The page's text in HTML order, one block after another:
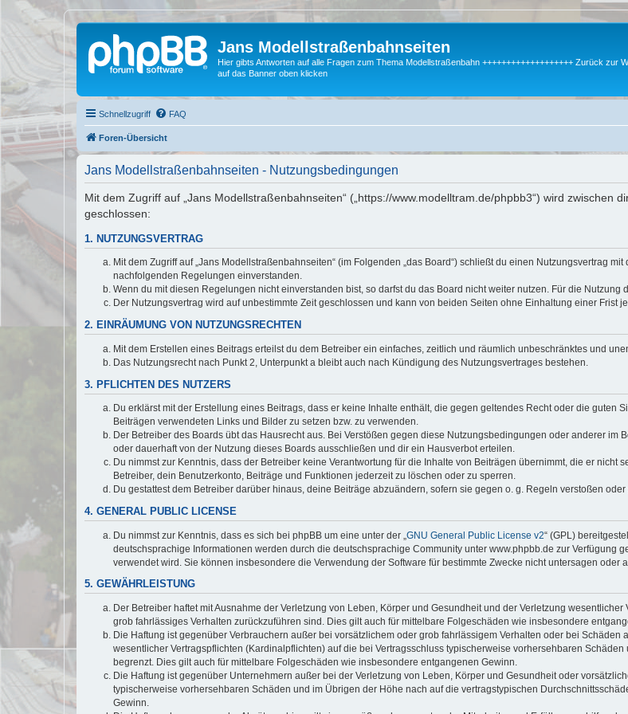
Jans Modellstraßenbahnseiten
Hier gibts Antworten auf alle Fragen zum Thema Modellstraßenbahn +++++++++++++++++++ Zurück zur
auf das Banner oben klicken
Schnellzugriff FAQ
Foren-Übersicht
Jans Modellstraßenbahnseiten - Nutzungsbedingungen
Mit dem Zugriff auf „Jans Modellstraßenbahnseiten“ („https://www.modelltram.de/phpbb3“) wird zwischen
geschlossen:
1. NUTZUNGSVERTRAG
Mit dem Zugriff auf „Jans Modellstraßenbahnseiten“ (im Folgenden „das Board“) schließt du einen Nutzungsvertrag
nachfolgenden Regelungen einverstanden.
Wenn du mit diesen Regelungen nicht einverstanden bist, so darfst du das Board nicht weiter nutzen. Für die
Der Nutzungsvertrag wird auf unbestimmte Zeit geschlossen und kann von beiden Seiten ohne Einhaltung einer Frist
2. EINRÄUMUNG VON NUTZUNGSRECHTEN
Mit dem Erstellen eines Beitrags erteilst du dem Betreiber ein einfaches, zeitlich und räumlich unbeschränktes und
Das Nutzungsrecht nach Punkt 2, Unterpunkt a bleibt auch nach Kündigung des Nutzungsvertrages bestehen.
3. PFLICHTEN DES NUTZERS
Du erklärst mit der Erstellung eines Beitrags, dass er keine Inhalte enthält, die gegen geltendes Recht oder die guten
Beiträgen verwendeten Links und Bilder zu setzen bzw. zu verwenden.
Der Betreiber des Boards übt das Hausrecht aus. Bei Verstößen gegen diese Nutzungsbedingungen oder anderer
oder dauerhaft von der Nutzung dieses Boards ausschließen und dir ein Hausverbot erteilen.
Du nimmst zur Kenntnis, dass der Betreiber keine Verantwortung für die Inhalte von Beiträgen übernimmt, die er nicht
Betreiber, dein Benutzerkonto, Beiträge und Funktionen jederzeit zu löschen oder zu sperren.
Du gestattest dem Betreiber darüber hinaus, deine Beiträge abzuändern, sofern sie gegen o. g. Regeln verstoßen
4. GENERAL PUBLIC LICENSE
Du nimmst zur Kenntnis, dass es sich bei phpBB um eine unter der „ GNU General Public License v2“ (GPL)
deutschsprachige Informationen werden durch die deutschsprachige Community unter www.phpbb.de zur Verfügung
verwendet wird. Sie können insbesondere die Verwendung der Software für bestimmte Zwecke nicht untersagen oder
5. GEWÄHRLEISTUNG
Der Betreiber haftet mit Ausnahme der Verletzung von Leben, Körper und Gesundheit und der Verletzung
grob fahrlässiges Verhalten zurückzuführen sind. Dies gilt auch für mittelbare Folgeschäden wie insbesondere
Die Haftung ist gegenüber Verbrauchern außer bei vorsätzlichem oder grob fahrlässigem Verhalten oder bei
wesentlicher Vertragspflichten (Kardinalpflichten) auf die bei Vertragsschluss typischerweise vorhersehbaren
begrenzt. Dies gilt auch für mittelbare Folgeschäden wie insbesondere entgangenen Gewinn.
Die Haftung ist gegenüber Unternehmern außer bei der Verletzung von Leben, Körper und Gesundheit oder
typischerweise vorhersehbaren Schäden und im Übrigen der Höhe nach auf die vertragstypischen
Gewinn.